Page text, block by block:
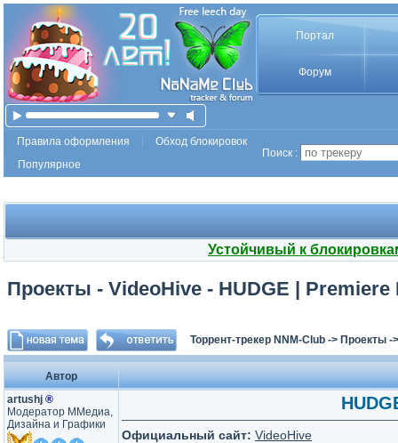
Портал
Форум
Правила оформления
Обход блокировок
Популярное
Поиск :
Устойчивый к
Проекты - VideoHive - HUDGE | Premiere
Торрент-трекер NNM-Club -> Проекты -
Автор
artushj ®
Модератор ММедиа,
Дизайна и Графики
Официальный сайт: VideoHive